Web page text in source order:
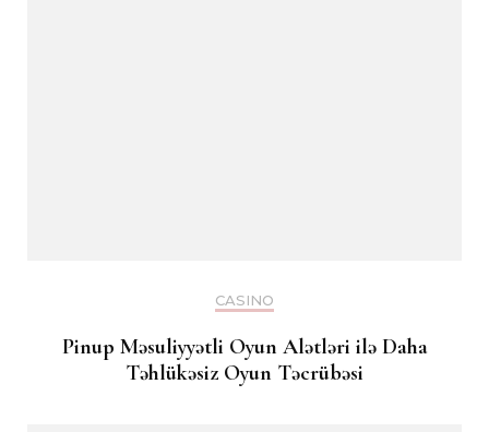
CASINO
Pinup Məsuliyyətli Oyun Alətləri ilə Daha
Təhlükəsiz Oyun Təcrübəsi